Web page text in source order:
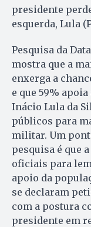
presidente
esquerda, Lula
Pesquisa da
mostra que a
enxerga a
e que 59%
Inácio Lula da
públicos para
militar. Um
pesquisa é que
oficiais para
apoio da
se declaram
com a postura
presidente em